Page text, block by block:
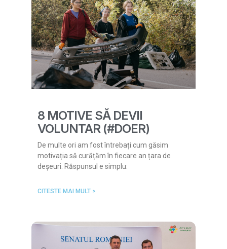
8 MOTIVE SĂ DEVII
VOLUNTAR (#DOER)
De multe ori am fost întrebați cum găsim
motivația să curățăm în fiecare an țara de
deșeuri. Răspunsul e simplu:
CITESTE MAI MULT >